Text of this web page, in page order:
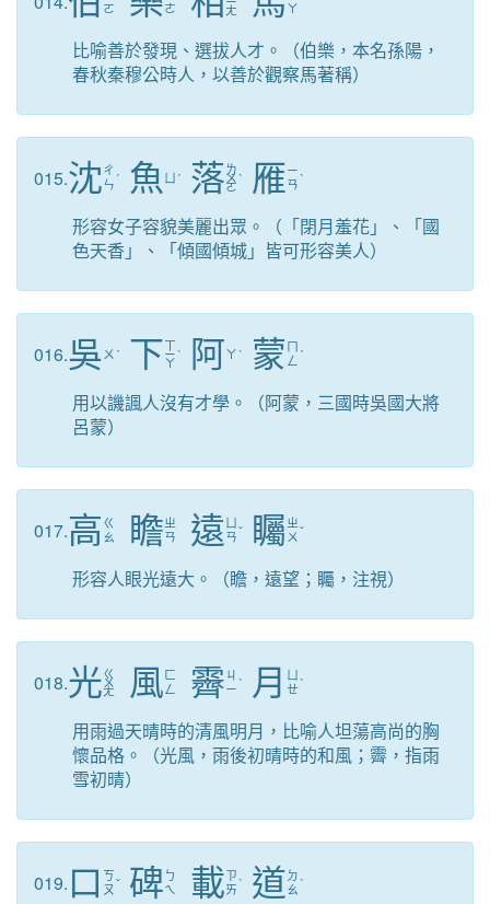
ㄛ
ㄜ
ㄤ
ㄚ
比喻善於發現、選拔人才。（伯樂，本名孫陽，
春秋秦穆公時人，以善於觀察馬著稱）
015.沈ㄔ
ㄣ ˊ 魚 ˊ 落ㄌ
ㄨ
ㄛ
ˋ 雁ㄧ
ㄢˋ
形容女子容貌美麗出眾。（「閉月羞花」、「國
色天香」、「傾國傾城」皆可形容美人）
016.吳 ㄨ ˊ 下ㄒ
ㄧ
ㄚ
ˋ 阿ㄚˋ 蒙 ㄇ
ㄥ ˊ
用以譏諷人沒有才學。（阿蒙，三國時吳國大將
呂蒙）
017.高 ㄍ
ㄠ
瞻ㄓ
ㄢ
遠 ㄢˇ 矚 ㄓ
ㄨ ˇ
形容人眼光遠大。（瞻，遠望；矚，注視）
018.光ㄍ
ㄨ
ㄤ 風 ㄈ
ㄥ
霽 ㄐ
ㄧˋ 月
ㄝˋ
用雨過天晴時的清風明月，比喻人坦蕩高尚的胸
懷品格。（光風，雨後初晴時的和風；霽，指雨
雪初晴）
019. 口 ㄎ
ㄡˇ 碑 ㄅ
ㄟ
載ㄗ
ㄞˋ 道 ㄉ
ㄠˋ